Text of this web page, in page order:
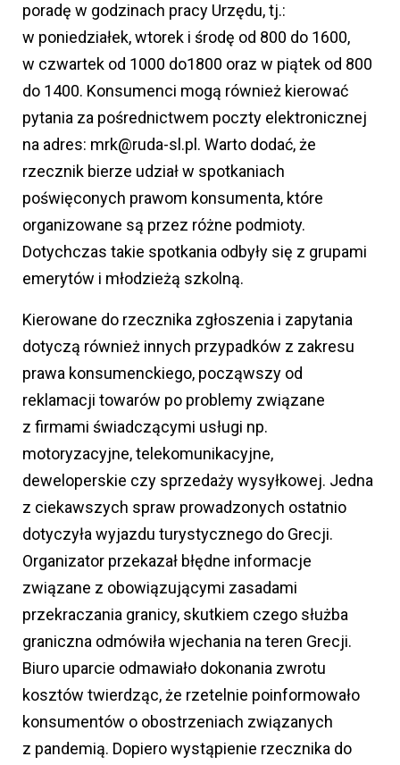
poradę w godzinach pracy Urzędu, tj.:
w poniedziałek, wtorek i środę od 800 do 1600,
w czwartek od 1000 do1800 oraz w piątek od 800
do 1400. Konsumenci mogą również kierować
pytania za pośrednictwem poczty elektronicznej
na adres: mrk@ruda-sl.pl. Warto dodać, że
rzecznik bierze udział w spotkaniach
poświęconych prawom konsumenta, które
organizowane są przez różne podmioty.
Dotychczas takie spotkania odbyły się z grupami
emerytów i młodzieżą szkolną.
Kierowane do rzecznika zgłoszenia i zapytania
dotyczą również innych przypadków z zakresu
prawa konsumenckiego, począwszy od
reklamacji towarów po problemy związane
z firmami świadczącymi usługi np.
motoryzacyjne, telekomunikacyjne,
deweloperskie czy sprzedaży wysyłkowej. Jedna
z ciekawszych spraw prowadzonych ostatnio
dotyczyła wyjazdu turystycznego do Grecji.
Organizator przekazał błędne informacje
związane z obowiązującymi zasadami
przekraczania granicy, skutkiem czego służba
graniczna odmówiła wjechania na teren Grecji.
Biuro uparcie odmawiało dokonania zwrotu
kosztów twierdząc, że rzetelnie poinformowało
konsumentów o obostrzeniach związanych
z pandemią. Dopiero wystąpienie rzecznika do